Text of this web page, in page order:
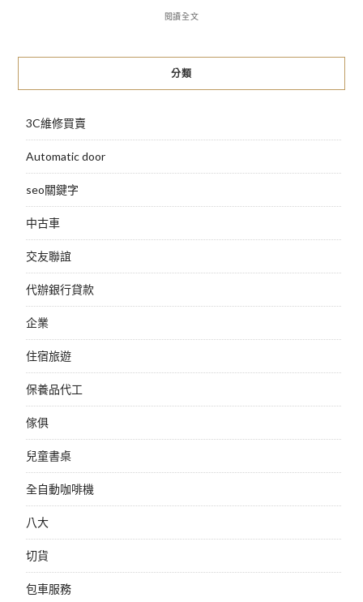
閱讀全文
分類
3C維修買賣
Automatic door
seo關鍵字
中古車
交友聯誼
代辦銀行貸款
企業
住宿旅遊
保養品代工
傢俱
兒童書桌
全自動咖啡機
八大
切貨
包車服務